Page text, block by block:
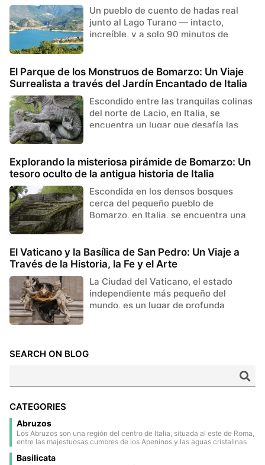
Un pueblo de cuento de hadas real
junto al Lago Turano — intacto,
increíble, y a solo 90 minutos de
El Parque de los Monstruos de Bomarzo: Un Viaje
Surrealista a través del Jardín Encantado de Italia
Escondido entre las tranquilas colinas
del norte de Lacio, en Italia, se
encuentra un lugar que desafía las
Explorando la misteriosa pirámide de Bomarzo: Un
tesoro oculto de la antigua historia de Italia
Escondida en los densos bosques
cerca del pequeño pueblo de
Bomarzo, en Italia, se encuentra una
El Vaticano y la Basílica de San Pedro: Un Viaje a
Través de la Historia, la Fe y el Arte
La Ciudad del Vaticano, el estado
independiente más pequeño del
mundo, es un lugar de profunda
SEARCH ON BLOG
CATEGORIES
Abruzos
Los Abruzos son una región del centro de Italia, situada al este de Roma,
entre las majestuosas cumbres de los Apeninos y las aguas cristalinas
nacionales y reservas naturales, lo que la convierte en una de las zonas
Basilicata